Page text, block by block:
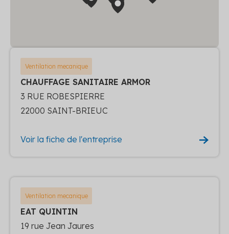
Ventilation mecanique
CHAUFFAGE SANITAIRE ARMOR
3 RUE ROBESPIERRE
22000 SAINT-BRIEUC
Voir la fiche de l'entreprise
Ventilation mecanique
EAT QUINTIN
19 rue Jean Jaures